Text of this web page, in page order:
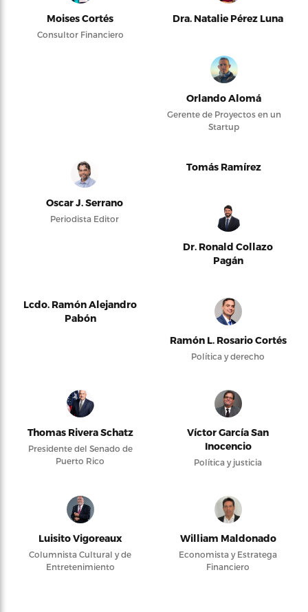
Moises Cortés
Consultor Financiero
Dra. Natalie Pérez Luna
Orlando Alomá
Gerente de Proyectos en un
Startup
Oscar J. Serrano
Periodista Editor
Tomás Ramírez
Dr. Ronald Collazo
Pagán
Lcdo. Ramón Alejandro
Pabón
Ramón L. Rosario Cortés
Política y derecho
Thomas Rivera Schatz
Presidente del Senado de
Puerto Rico
Víctor García San
Inocencio
Política y justicia
Luisito Vigoreaux
Columnista Cultural y de
Entretenimiento
William Maldonado
Economista y Estratega
Financiero